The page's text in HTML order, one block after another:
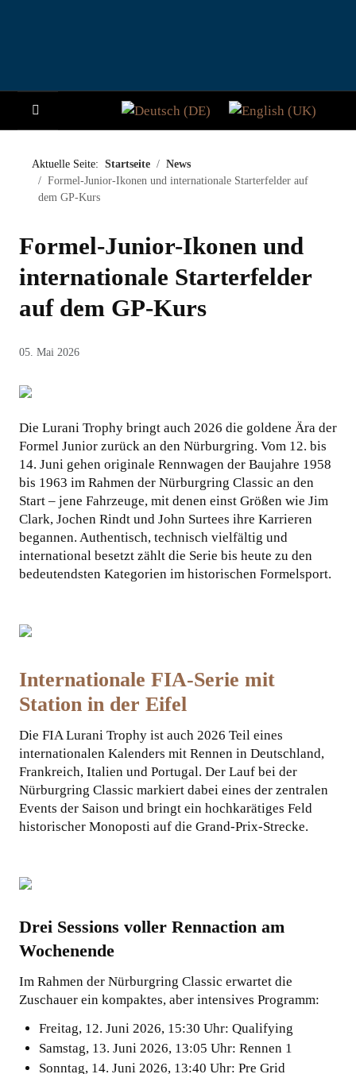
NEWS
BESUCHER
TEILNAHME
PADDOCK CLUB
Sprache auswählen
Aktuelle Seite: Startseite
News
Formel-Junior-Ikonen und internationale Starterfelder auf
dem GP-Kurs
Formel-Junior-Ikonen und
internationale Starterfelder
auf dem GP-Kurs
05. Mai 2026
Die Lurani Trophy bringt auch 2026 die goldene Ära der
Formel Junior zurück an den Nürburgring. Vom 12. bis
14. Juni gehen originale Rennwagen der Baujahre 1958
bis 1963 im Rahmen der Nürburgring Classic an den
Start – jene Fahrzeuge, mit denen einst Größen wie Jim
Clark, Jochen Rindt und John Surtees ihre Karrieren
begannen. Authentisch, technisch vielfältig und
international besetzt zählt die Serie bis heute zu den
bedeutendsten Kategorien im historischen Formelsport.
Internationale FIA-Serie mit
Station in der Eifel
Die FIA Lurani Trophy ist auch 2026 Teil eines
internationalen Kalenders mit Rennen in Deutschland,
Frankreich, Italien und Portugal. Der Lauf bei der
Nürburgring Classic markiert dabei eines der zentralen
Events der Saison und bringt ein hochkarätiges Feld
historischer Monoposti auf die Grand-Prix-Strecke.
Drei Sessions voller Rennaction am
Wochenende
Im Rahmen der Nürburgring Classic erwartet die
Zuschauer ein kompaktes, aber intensives Programm:
Freitag, 12. Juni 2026, 15:30 Uhr: Qualifying
Samstag, 13. Juni 2026, 13:05 Uhr: Rennen 1
Sonntag, 14. Juni 2026, 13:40 Uhr: Pre Grid